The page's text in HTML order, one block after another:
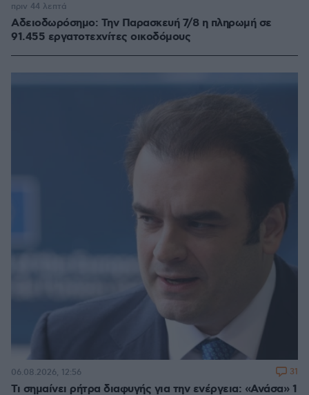
Αδειοδωρόσημο: Την Παρασκευή 7/8 η πληρωμή σε
91.455 εργατοτεχνίτες οικοδόμους
πριν 44 λεπτά
Τι σημαίνει ρήτρα διαφυγής για την ενέργεια: «Ανάσα» 1
06.08.2026, 12:56 31